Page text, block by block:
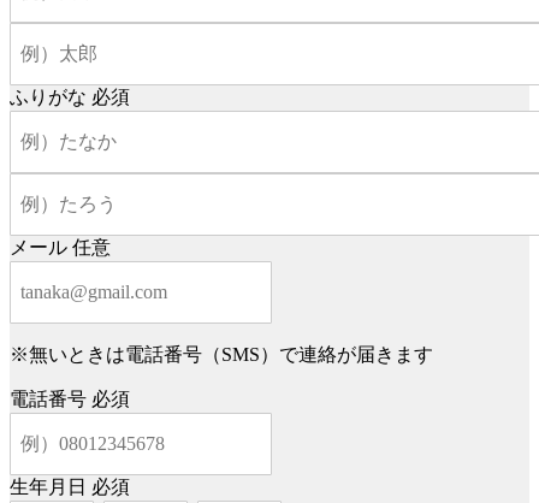
ふりがな 必須
メール 任意
※無いときは電話番号（SMS）で連絡が届きます
電話番号 必須
生年月日 必須